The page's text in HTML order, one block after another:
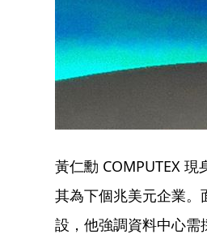
黃仁勳 COMPUTEX
其為下個兆美元企業。
設，他強調資料中心需